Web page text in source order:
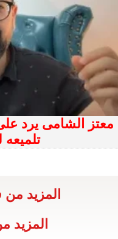
معتز الشامى يرد
تلميعه
المزيد
المزيد